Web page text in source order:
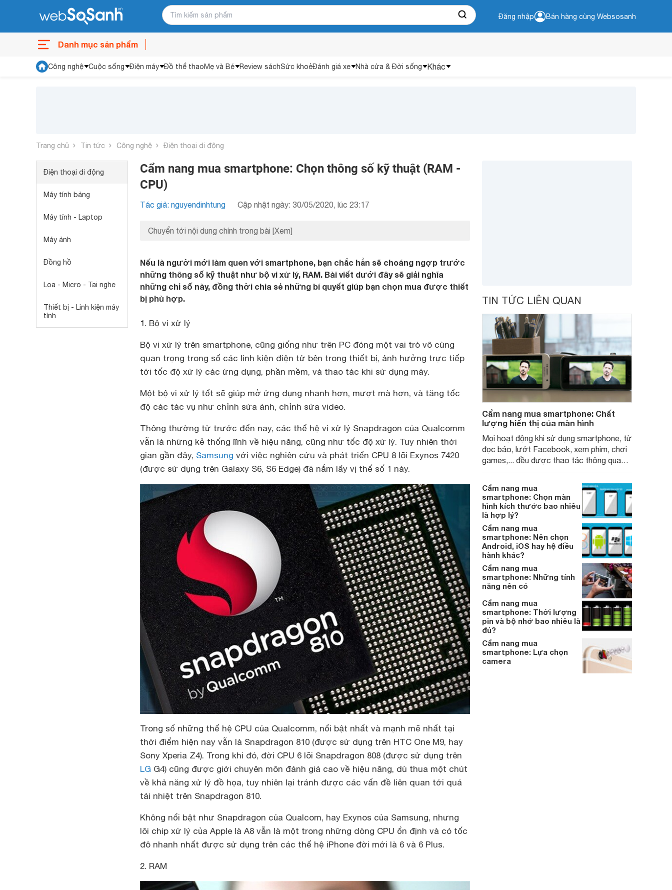
Đăng nhập Bán hàng cùng Websosanh
Danh mục sản phẩm
Công nghệ Cuộc sống Điện máy Đồ thể thaoMẹ và Bé Review sáchSức khoẻĐánh giá xe Nhà cửa & Đời sống Khác
Trang chủ Tin tức Công nghệ Điện thoại di động
Điện thoại di động
Máy tính bảng
Máy tính - Laptop
Máy ảnh
Đồng hồ
Loa - Micro - Tai nghe
Thiết bị - Linh kiện máy
tính
Cẩm nang mua smartphone: Chọn thông số kỹ thuật (RAM -
CPU)
Tác giả: nguyendinhtung Cập nhật ngày: 30/05/2020, lúc 23:17
Chuyển tới nội dung chính trong bài [Xem]
Nếu là người mới làm quen với smartphone, bạn chắc hẳn sẽ choáng ngợp trước
những thông số kỹ thuật như bộ vi xử lý, RAM. Bài viết dưới đây sẽ giải nghĩa
những chỉ số này, đồng thời chia sẻ những bí quyết giúp bạn chọn mua được thiết
bị phù hợp.
1. Bộ vi xử lý
Bộ vi xử lý trên smartphone, cũng giống như trên PC đóng một vai trò vô cùng
quan trọng trong số các linh kiện điện tử bên trong thiết bị, ảnh hưởng trực tiếp
tới tốc độ xử lý các ứng dụng, phần mềm, và thao tác khi sử dụng máy.
Một bộ vi xử lý tốt sẽ giúp mở ứng dụng nhanh hơn, mượt mà hơn, và tăng tốc
độ các tác vụ như chỉnh sửa ảnh, chỉnh sửa video.
Thông thường từ trước đến nay, các thế hệ vi xử lý Snapdragon của Qualcomm
vẫn là những kẻ thống lĩnh về hiệu năng, cũng như tốc độ xử lý. Tuy nhiên thời
gian gần đây, Samsung với việc nghiên cứu và phát triển CPU 8 lõi Exynos 7420
(được sử dụng trên Galaxy S6, S6 Edge) đã nắm lấy vị thế số 1 này.
Trong số những thế hệ CPU của Qualcomm, nổi bật nhất và mạnh mẽ nhất tại
thời điểm hiện nay vẫn là Snapdragon 810 (được sử dụng trên HTC One M9, hay
Sony Xperia Z4). Trong khi đó, đời CPU 6 lõi Snapdragon 808 (được sử dụng trên
LG G4) cũng được giới chuyên môn đánh giá cao về hiệu năng, dù thua một chút
về khả năng xử lý đồ họa, tuy nhiên lại tránh được các vấn đề liên quan tới quá
tải nhiệt trên Snapdragon 810.
Không nổi bật như Snapdragon của Qualcom, hay Exynos của Samsung, nhưng
lõi chip xử lý của Apple là A8 vẫn là một trong những dòng CPU ổn định và có tốc
đô nhanh nhất được sử dụng trên các thế hệ iPhone đời mới là 6 và 6 Plus.
2. RAM
TIN TỨC LIÊN QUAN
Cẩm nang mua smartphone: Chất
lượng hiển thị của màn hình
Mọi hoạt động khi sử dụng smartphone, từ
đọc báo, lướt Facebook, xem phim, chơi
games,... đều được thao tác thông qua
một màn hình hiển thị duy nhất. Do đó nếu
có màn hình chất lượng cao, trải nghiệm
sử dụng của bạn sẽ được gia tăng đáng
kể.
Cẩm nang mua
smartphone: Chọn màn
hình kích thước bao nhiêu
là hợp lý?
Cẩm nang mua
smartphone: Nên chọn
Android, iOS hay hệ điều
hành khác?
Cẩm nang mua
smartphone: Những tính
năng nên có
Cẩm nang mua
smartphone: Thời lượng
pin và bộ nhớ bao nhiêu là
đủ?
Cẩm nang mua
smartphone: Lựa chọn
camera